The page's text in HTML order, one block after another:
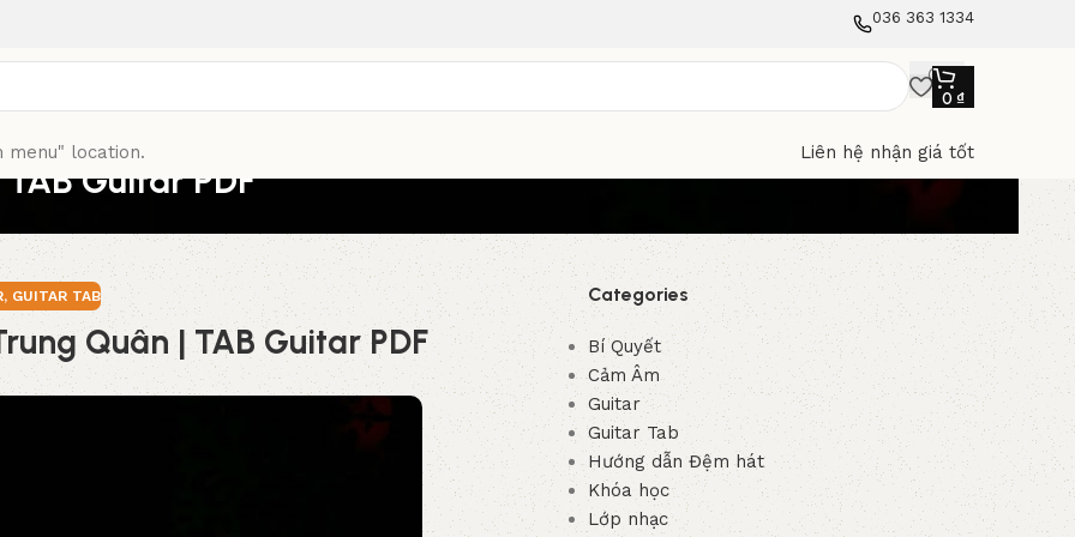
036 363 1334
0 ₫
menu" location. Liên hệ nhận giá tốt
Guitar PDF
, GUITAR TAB
Quân | TAB Guitar PDF
Categories
Bí Quyết
Cảm Âm
Guitar
Guitar Tab
Hướng dẫn Đệm hát
Khóa học
Lớp nhạc